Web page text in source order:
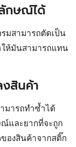
กษณ์ได้
มสามารถตัดเป็น
ห้มันสามารถแทน
สินค้า
มารถทำซ้ำได้
และยากที่จะถูก
องสินค้าจากสติ๊ก